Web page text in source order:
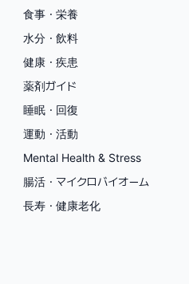
食事・栄養
水分・飲料
健康・疾患
薬剤ガイド
睡眠・回復
運動・活動
Mental Health & Stress
腸活・マイクロバイオーム
長寿・健康老化